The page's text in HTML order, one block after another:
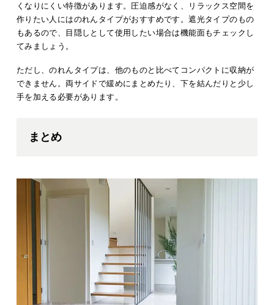
くなりにくい特徴があります。圧迫感がなく、リラックス空間を
作りたい人にはのれんタイプがおすすめです。遮光タイプのもの
もあるので、目隠しとして使用したい場合は機能面もチェックし
てみましょう。
ただし、のれんタイプは、他のものと比べてコンパクトに収納が
できません。両サイドで緩めにまとめたり、下を結んだりと少し
手を加える必要があります。
まとめ